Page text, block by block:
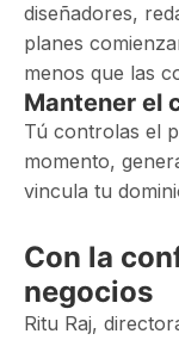
diseñadores,
planes
menos que las
Mantener el
Tú controlas el
momento,
vincula tu
Con la
negocios
Ritu Raj,